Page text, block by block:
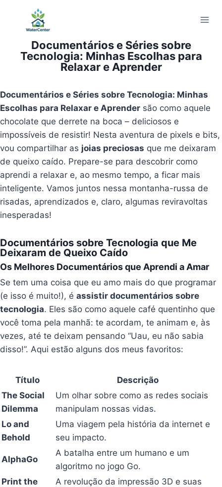
ConteúdoDocumentários e Séries sobre
Tecnologia: Minhas Escolhas para
Relaxar e Aprender
Documentários e Séries sobre Tecnologia: Minhas
Escolhas para Relaxar e Aprender são como aquele
chocolate que derrete na boca – deliciosos e
impossíveis de resistir! Nesta aventura de pixels e bits,
vou compartilhar as joias preciosas que me deixaram
de queixo caído. Prepare-se para descobrir como
aprendi a relaxar e, ao mesmo tempo, a ficar mais
inteligente. Vamos juntos nessa montanha-russa de
risadas, aprendizados e, claro, algumas reviravoltas
inesperadas!
Documentários sobre Tecnologia que Me
Deixaram de Queixo Caído
Os Melhores Documentários que Aprendi a Amar
Se tem uma coisa que eu amo mais do que programar
(e isso é muito!), éassistir documentários sobre
tecnologia. Eles são como aquele café quentinho que
você toma pela manhã: te acordam, te animam e, às
vezes, até te deixam pensando “Uau, eu não sabia
disso!”. Aqui estão alguns dos meus favoritos:
Título
Descrição
The Social
Dilemma
Um olhar sobre como as redes sociais
manipulam nossas vidas.
Lo and
Behold
Uma viagem pela história da internet e
seu impacto.
AlphaGo
A batalha entre um humano e um
algoritmo no jogo Go.
Print the
A revolução da impressão 3D e suas